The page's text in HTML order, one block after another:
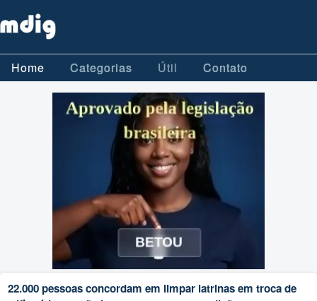
Home Categorias Útil Contato
22.000 pessoas concordam em limpar latrinas em troca de